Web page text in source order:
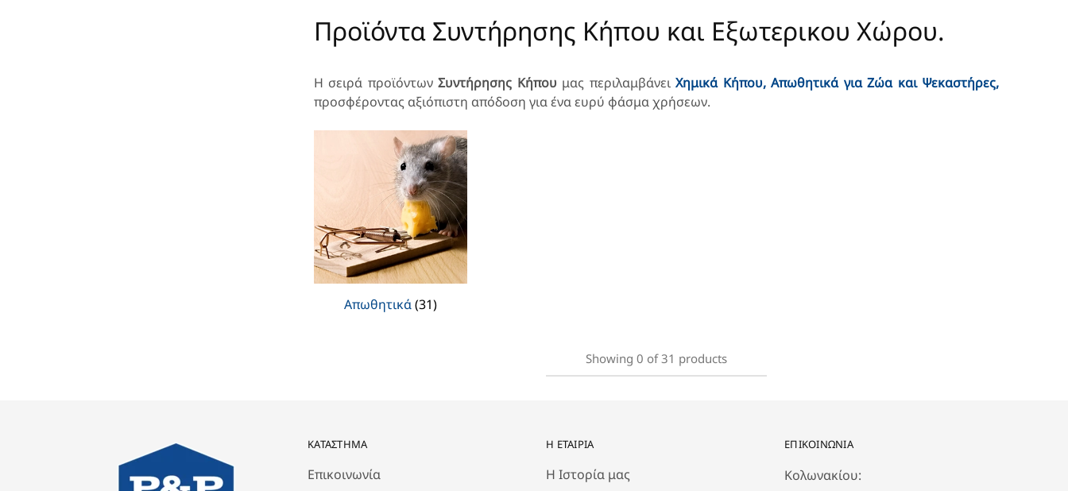
Προϊόντα Συντήρησης Κήπου και Εξωτερικου Χώρου.
Η σειρά προϊόντων Συντήρησης Κήπου μας περιλαμβάνειΧημικά Κήπου, Απωθητικά για Ζώα και Ψεκαστήρες,
προσφέροντας αξιόπιστη απόδοση για ένα ευρύ φάσμα χρήσεων.
Απωθητικά(31)
Showing 0 of31 products
ΚΑΤΆΣΤΗΜΑ
Επικοινωνία
Η ΕΤΑΙΡΊΑ
Η Ιστορία μας
ΕΠΙΚΟΙΝΩΝΙΑ
Κολωνακίου: